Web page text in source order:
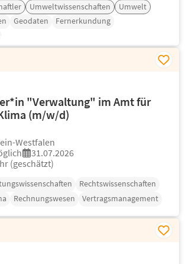
Umweltwissenschaften
Umwelt
Geodaten
Fernerkundung
"Verwaltung" im Amt für
(m/w/d)
Westfalen
31.07.2026
(geschätzt)
Rechtswissenschaften
Rechnungswesen Vertragsmanagement